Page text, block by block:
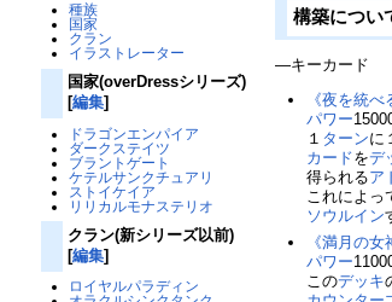
種族
国家
クラン
イラストレーター
国家(overDressシリーズ)
[編集]
ドラゴンエンパイア
ダークステイツ
ブラントゲート
ケテルサンクチュアリ
ストイケイア
リリカルモナステリオ
クラン(新シリーズ以前)
[編集]
ロイヤルパラディン
構築につい
―キーカード
《夜を統べ
パワー
１ ターンに
カードをデ
得られるア
これによっ
ソウルイン
《満月の女
パワー
このデッキ